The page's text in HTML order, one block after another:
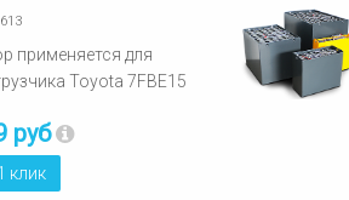
применяется для
Toyota 7FBE15
руб
клик